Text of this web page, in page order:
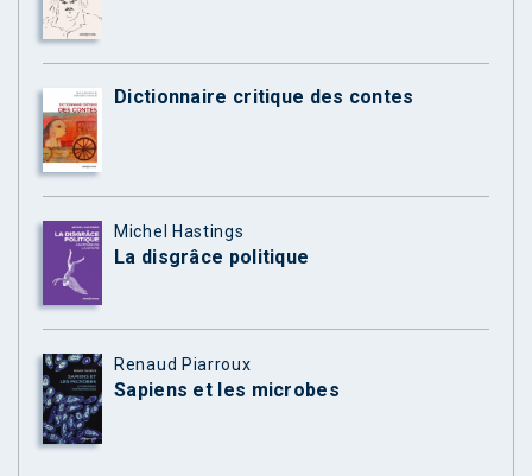
Dictionnaire critique des contes
Michel Hastings
La disgrâce politique
Renaud Piarroux
Sapiens et les microbes